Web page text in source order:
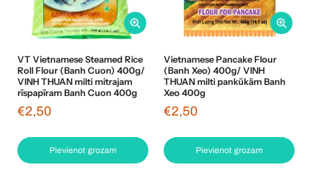
VT Vietnamese Steamed Rice
Roll Flour (Banh Cuon) 400g/
VINH THUAN milti mitrajam
rīspapīram Banh Cuon 400g
€2,50
Pievienot grozam
Vietnamese Pancake Flour
(Banh Xeo) 400g/ VINH
THUAN milti pankūkām Banh
Xeo 400g
€2,50
Pievienot grozam